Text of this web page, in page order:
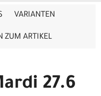
VARIANTEN
ZUM ARTIKEL
27.6